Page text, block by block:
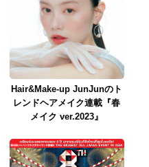
Hair&Make-up JunJunのト
レンドヘアメイク連載『春
メイク ver.2023』